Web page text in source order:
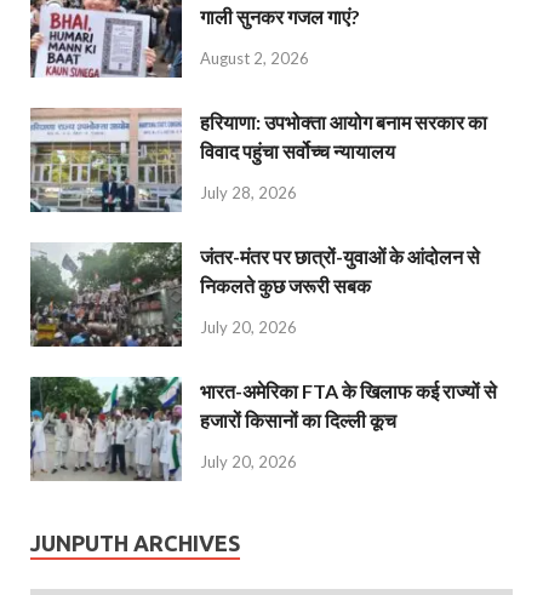
गाली सुनकर गजल गाएं?
August 2, 2026
हरियाणा: उपभोक्ता आयोग बनाम सरकार का
विवाद पहुंचा सर्वोच्च न्यायालय
July 28, 2026
जंतर-मंतर पर छात्रों-युवाओं के आंदोलन से
निकलते कुछ जरूरी सबक
July 20, 2026
भारत-अमेरिका FTA के खिलाफ कई राज्यों से
हजारों किसानों का दिल्ली कूच
July 20, 2026
JUNPUTH ARCHIVES